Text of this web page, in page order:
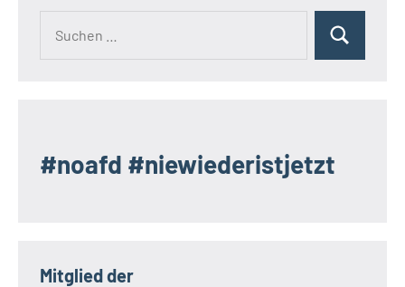
Suchen
#noafd #niewiederistjetzt
Mitglied der